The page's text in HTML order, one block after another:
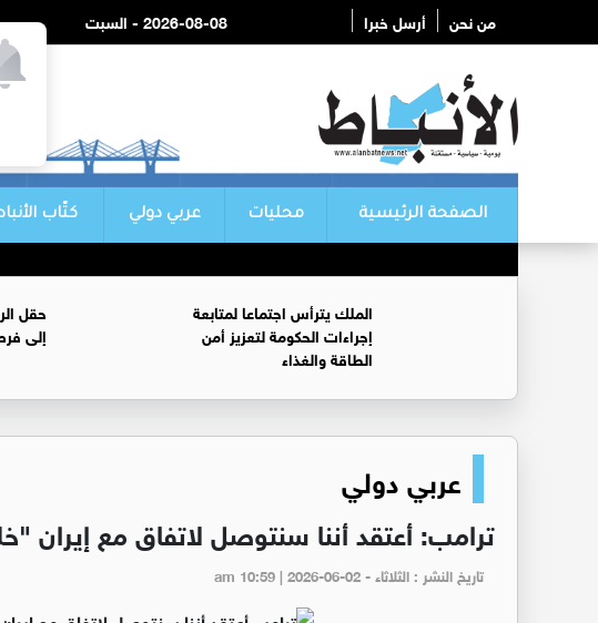
من نحن أرسل خبرا 2026-08-08 - السبت
الصفحة الرئيسية محليات عربي دولي كتّاب
الملك يترأس اجتماعا لمتابعة
إجراءات الحكومة لتعزيز أمن
الطاقة والغذاء
حقل
إلى
عربي دولي
ترامب: أعتقد أننا سنتوصل لاتفاق مع إيران
تاريخ النشر : الثلاثاء - am 10:59 | 2026-06-02